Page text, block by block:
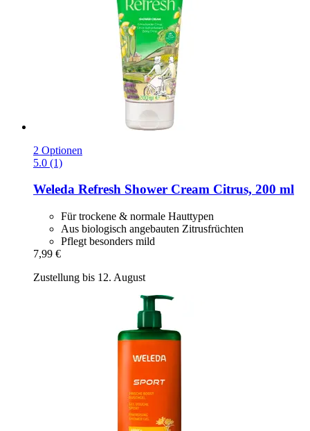
2 Optionen
5.0 (1)
Weleda Refresh Shower Cream Citrus, 200 ml
Für trockene & normale Hauttypen
Aus biologisch angebauten Zitrusfrüchten
Pflegt besonders mild
7,99 €
Zustellung bis 12. August